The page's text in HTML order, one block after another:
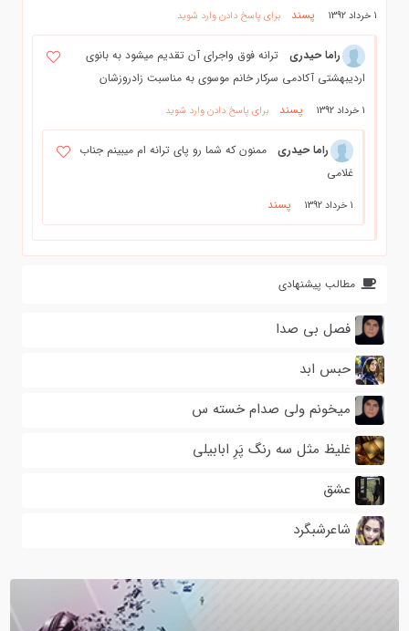
1 خرداد 1392 پسند برای پاسخ دادن وارد شوید
راما حیدری
ترانه فوق واجرای آن تقدیم میشود به بانوی
اردیبهشتی آکادمی سرکار خانم موسوی به مناسبت زادروزشان
1 خرداد 1392 پسند برای پاسخ دادن وارد شوید
راما حیدری
ممنون که شما رو پای ترانه ام میبینم جناب
غلامی
1 خرداد 1392 پسند
مطالب پیشنهادی
فصل بی صدا
حبس ابد
میخونم ولی صدام خسته س
غلیظ مثل سه رنگ پَرِ ابابیلی
عشق
شاعرشبگرد